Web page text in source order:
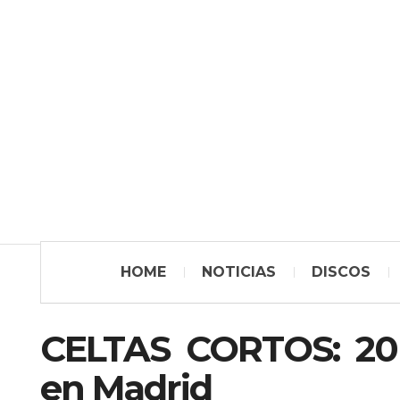
HOME NOTICIAS DISCOS
CELTAS CORTOS:
en Madrid